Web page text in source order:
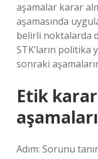
aşamalar karar
aşamasında
belirli noktalarda
STK’ların politika
sonraki
Etik
Adım: Sorunu